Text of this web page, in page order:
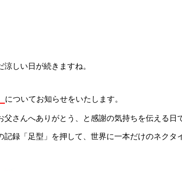
しい日が続きますね。
についてお知らせをいたします。
父さんへありがとう、と感謝の気持ちを伝える日
記録「足型」を押して、世界に一本だけのネクタ